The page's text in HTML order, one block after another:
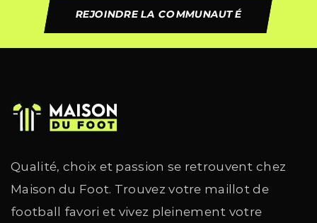
REJOINDRE LA COMMUNAUTÉ
Qualité, choix et passion se retrouvent chez
Maison du Foot. Trouvez votre maillot de
football favori et vivez pleinement votre